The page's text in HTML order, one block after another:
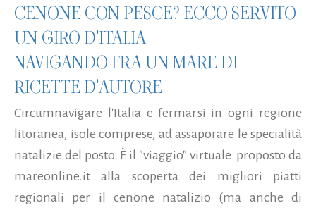
CENONE CON PESCE? ECCO SERVITO
UN GIRO D'ITALIA
NAVIGANDO FRA UN MARE DI
RICETTE D'AUTORE
Circumnavigare l'Italia e fermarsi in ogni regione
litoranea, isole comprese, ad assaporare le specialità
natalizie del posto. È il "viaggio" virtuale proposto da
mareonline.it alla scoperta dei migliori piatti
regionali per il cenone natalizio (ma anche di